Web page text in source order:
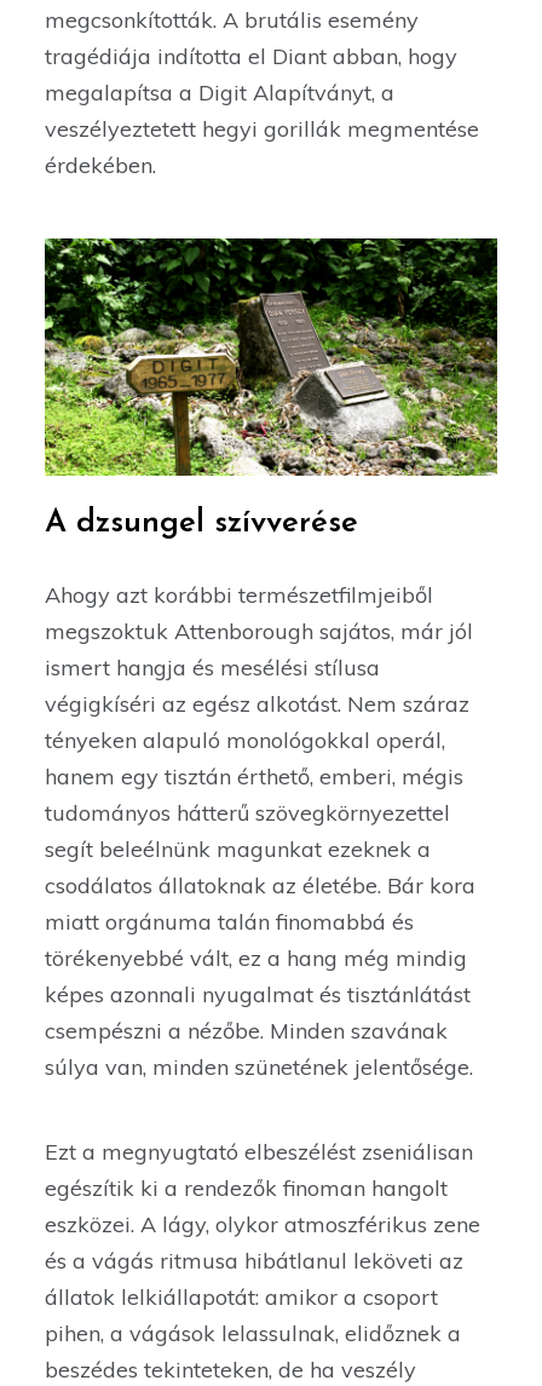
megcsonkították. A brutális esemény
tragédiája indította el Diant abban, hogy
megalapítsa a Digit Alapítványt, a
veszélyeztetett hegyi gorillák megmentése
érdekében.
A dzsungel szívverése
Ahogy azt korábbi természetfilmjeiből
megszoktuk Attenborough sajátos, már jól
ismert hangja és mesélési stílusa
végigkíséri az egész alkotást. Nem száraz
tényeken alapuló monológokkal operál,
hanem egy tisztán érthető, emberi, mégis
tudományos hátterű szövegkörnyezettel
segít beleélnünk magunkat ezeknek a
csodálatos állatoknak az életébe. Bár kora
miatt orgánuma talán finomabbá és
törékenyebbé vált, ez a hang még mindig
képes azonnali nyugalmat és tisztánlátást
csempészni a nézőbe. Minden szavának
súlya van, minden szünetének jelentősége.
Ezt a megnyugtató elbeszélést zseniálisan
egészítik ki a rendezők finoman hangolt
eszközei. A lágy, olykor atmoszférikus zene
és a vágás ritmusa hibátlanul leköveti az
állatok lelkiállapotát: amikor a csoport
pihen, a vágások lelassulnak, elidőznek a
beszédes tekinteteken, de ha veszély